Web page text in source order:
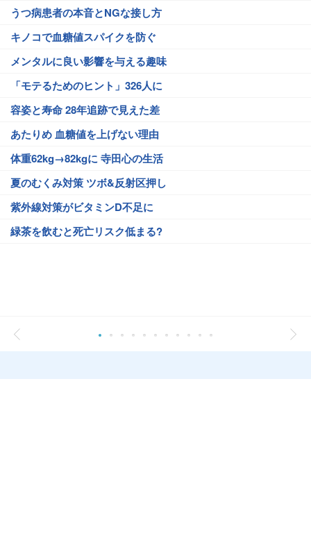
うつ病患者の本音とNGな接し方
キノコで血糖値スパイクを防ぐ
メンタルに良い影響を与える趣味
「モテるためのヒント」326人に
容姿と寿命 28年追跡で見えた差
あたりめ 血糖値を上げない理由
体重62kg→82kgに 寺田心の生活
夏のむくみ対策 ツボ&反射区押し
紫外線対策がビタミンD不足に
緑茶を飲むと死亡リスク低まる?